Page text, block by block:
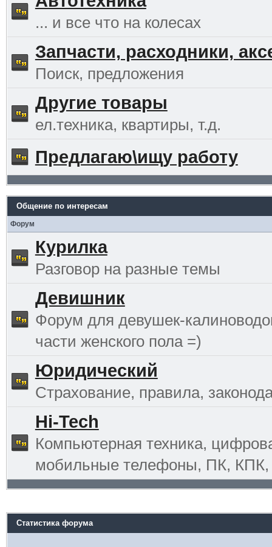
... и все что на колесах
Запчасти, расходники,
Поиск, предложения
Другие товары
ел.техника, квартиры, т.д.
Предлагаю\ищу работу
Общение по интересам
Форум
Курилка
Разговор на разные темы
Девишник
Форум для девушек-
части женского пола =)
Юридический
Страхование, правила,
Hi-Tech
Компьютерная техника,
мобильные телефоны, ПК, КПК,
Статистика форума